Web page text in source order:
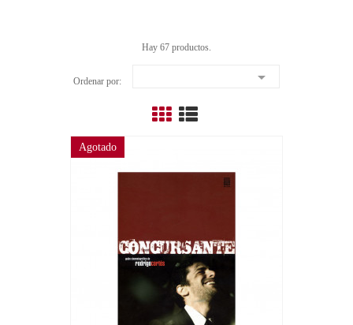
Hay 67 productos.
Ordenar por: 
Agotado